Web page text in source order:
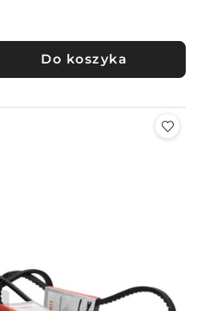
Do koszyka